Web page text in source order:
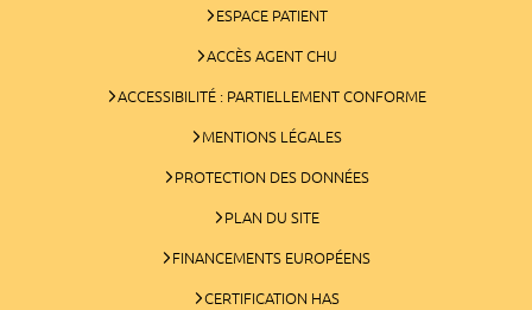
ESPACE PATIENT
ACCÈS AGENT CHU
ACCESSIBILITÉ : PARTIELLEMENT CONFORME
MENTIONS LÉGALES
PROTECTION DES DONNÉES
PLAN DU SITE
FINANCEMENTS EUROPÉENS
CERTIFICATION HAS